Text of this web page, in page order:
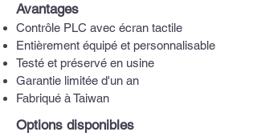
Avantages
Contrôle PLC avec écran tactile
Entièrement équipé et personnalisable
Testé et préservé en usine
Garantie limitée d'un an
Fabriqué à Taiwan
Options disponibles